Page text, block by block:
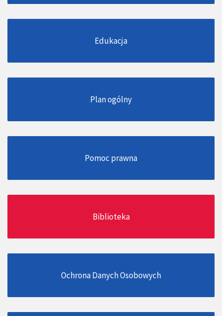
Edukacja
Plan ogólny
Pomoc prawna
Biblioteka
Ochrona Danych Osobowych